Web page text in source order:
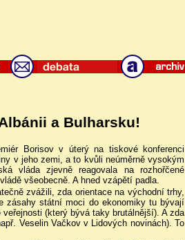
a Bulharsku!
Borisov v úterý na tiskové konferenci
v jeho zemi, a to kvůli neúměrně vysokým
vláda zjevně reagovala na rozhořčené
všeobecně. A hned vzápětí padla.
zvážili, zda orientace na východní trhy,
zásahy státní moci do ekonomiky tu bývají
(který bývá taky brutálnější). A zda
Veselin Vačkov v Lidových novinách). To